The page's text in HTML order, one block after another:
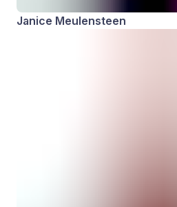
Janice Meulensteen